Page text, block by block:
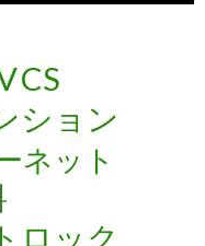
CS
ション
ネット
ロック